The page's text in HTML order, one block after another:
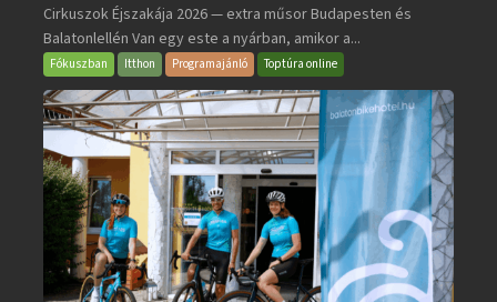
Éjszakája
2026
bejegyzéshez
Cirkuszok Éjszakája 2026 — extra műsor Budapesten és
Balatonlellén Van egy este a nyárban, amikor a...
Fókuszban Itthon Programajánló Toptúra online